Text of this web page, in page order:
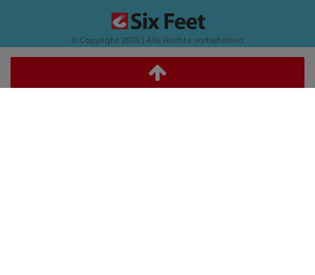
© Copyright 2026 | Alle Rechte vorbehalten.